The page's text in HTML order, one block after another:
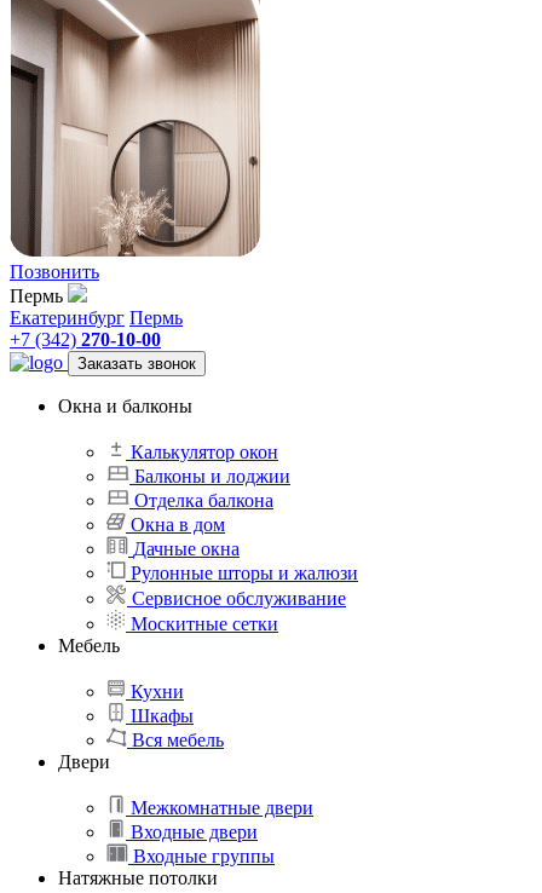
Позвонить
Пермь
Екатеринбург Пермь
+7 (342) 270-10-00
Заказать звонок
Окна и балконы
Калькулятор окон
Балконы и лоджии
Отделка балкона
Окна в дом
Дачные окна
Рулонные шторы и жалюзи
Сервисное обслуживание
Москитные сетки
Мебель
Кухни
Шкафы
Вся мебель
Двери
Межкомнатные двери
Входные двери
Входные группы
Натяжные потолки